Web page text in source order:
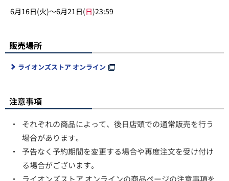
6月16日(火)～6月21日(日)23:59
販売場所
ライオンズストア オンライン
注意事項
・
それぞれの商品によって、後日店頭での通常販売を行う
場合があります。
・
予告なく予約期間を変更する場合や再度注文を受け付け
る場合がございます。